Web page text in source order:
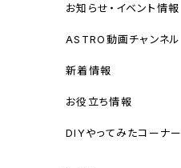
お知らせ・イベント情報
ASTRO動画チャンネル
新着情報
お役立ち情報
DIYやってみたコーナー